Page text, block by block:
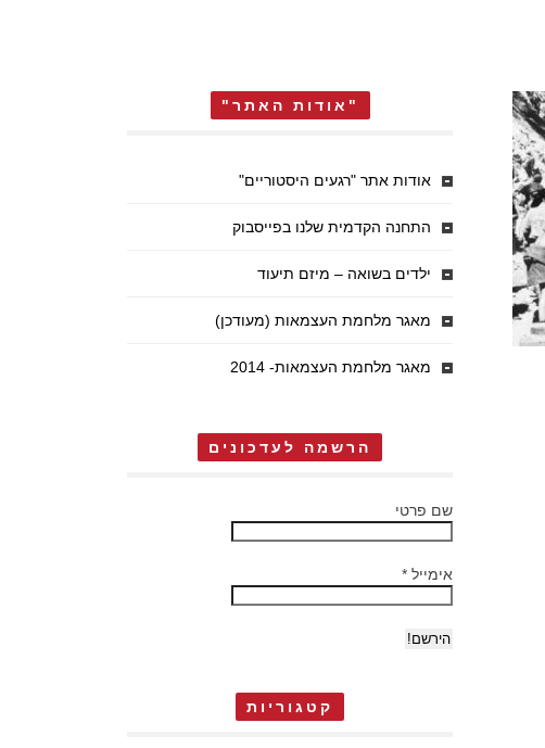
"אודות האתר"
אודות אתר "רגעים היסטוריים"
התחנה הקדמית שלנו בפייסבוק
ילדים בשואה – מיזם תיעוד
מאגר מלחמת העצמאות (מעודכן)
מאגר מלחמת העצמאות- 2014
הרשמה לעדכונים
שם פרטי
אימייל *
קטגוריות